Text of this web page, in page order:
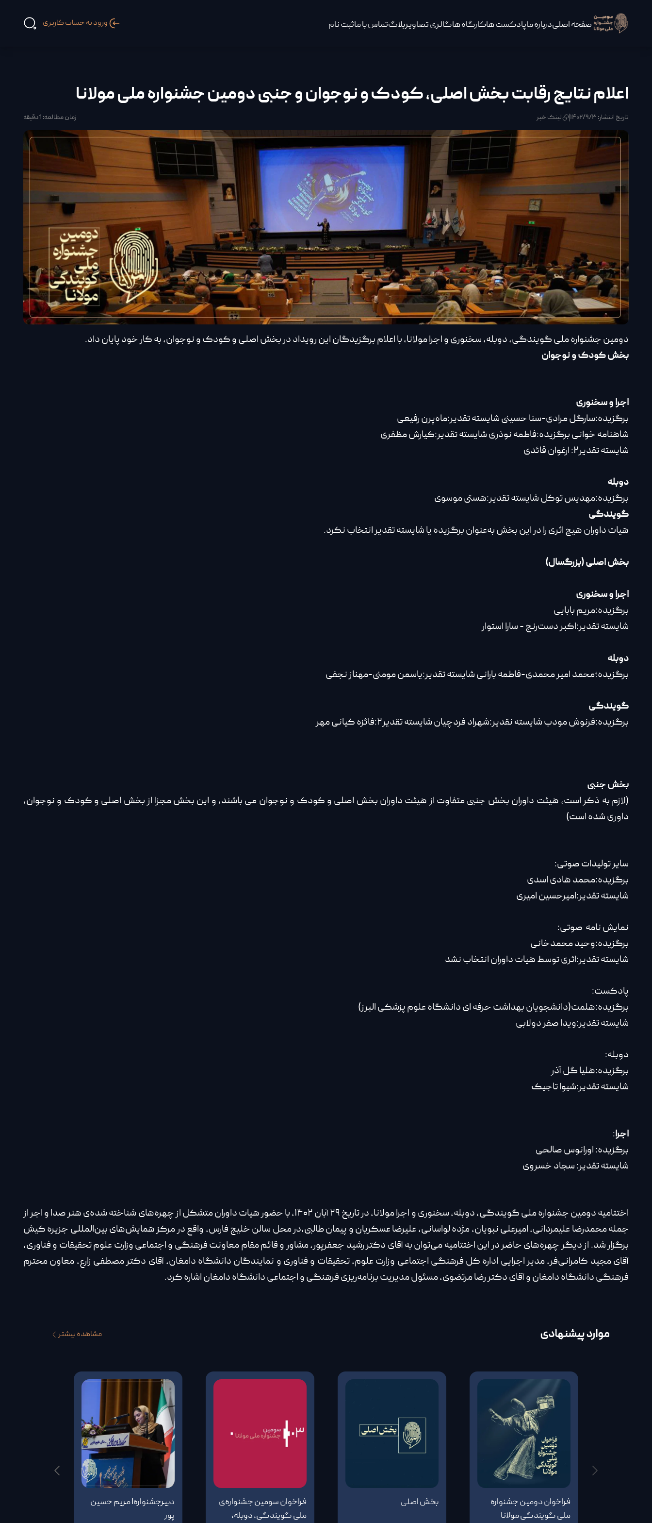
صفحه اصلیدرباره ماپادکست هاکارگاه هاگالری تصاویربلاگتماس با ماثبت نام ورود به حساب کاربری
اعلام نتایج رقابت بخش اصلی، کودک و نوجوان و جنبی دومین جشنواره ملی مولانا
تاریخ انتشار: ۱۴۰۲/۹/۳ لینک خبر زمان مطالعه: 1دقیقه
دومین جشنواره ملی گویندگی، دوبله، سخنوری و اجرا مولانا، با اعلام برگزیدگان این رویداد در بخش اصلی و کودک و نوجوان، به کار خود پایان داد.
بخش کودک و نوجوان
اجرا و سخنوری
برگزیده:سارگل مرادی-سنا حسینی شایسته تقدیر:ماه‌پرن رفیعی
شاهنامه خوانی برگزیده:فاطمه نوذری شایسته تقدیر:کیارش مظفری
شایسته تقدیر۲: ارغوان قائدی
دوبله
برگزیده:مهدیس توکل شایسته تقدیر:هستی موسوی
گویندگی
هیات داوران هیچ اثری را در این بخش به‌عنوان برگزیده یا شایسته تقدیر انتخاب نکرد.
بخش اصلی (بزرگسال)
اجرا و سخنوری
برگزیده:مریم بابایی
شایسته تقدیر:اکبر دست‌رنج - سارا استوار
دوبله
برگزیده؛محمد امیر محمدی-فاطمه بارانی شایسته تقدیر:یاسمن مومنی-مهناز نجفی
گویندگی
برگزیده:فرنوش مودب شایسته نقدیر:شهراد فردچیان شایسته تقدیر۲:فائزه کیانی مهر
بخش جنبی
(لازم به ذکر است, هیئت داوران بخش جنبی متفاوت از هیئت داوران بخش اصلی و کودک و نوجوان می باشند, و این بخش مجزا از بخش اصلی و کودک و نوجوان,
داوری شده است)
سایر تولیدات صوتی:
برگزیده:محمد هادی اسدی
شایسته تقدیر:امیرحسین امیری
نمایش نامه صوتی:
برگزیده:وحید محمدخانی
شایسته تقدیر:اثری توسط هیات داوران انتخاب نشد
پادکست:
برگزیده:هلمت(دانشجویان بهداشت حرفه ای دانشگاه علوم پزشکی البرز)
شایسته تقدیر:ویدا صفر دولابی
دوبله:
برگزیده:هلیا گل آذر
شایسته تقدیر:شیوا تاجیک
اجرا:
برگزیده: اورانوس صالحی
شایسته تقدیر: سجاد خسروی
اختتامیه دومین جشنواره ملی گویندگی، دوبله، سخنوری و اجرا مولانا، در تاریخ ۲۹ آبان ۱۴۰۲، با حضور هیات داوران متشکل از چهره‌های شناخته شده‌ی هنر صدا و اجر از
جمله محمدرضا علیمردانی، امیرعلی نبویان، مژده لواسانی، علیرضا عسکریان و پیمان طالبی،در محل سالن خلیج فارس، واقع در مرکز همایش‌های بین‌المللی جزیره کیش
برگزار شد. از دیگر چهره‌های حاضر در این اختتامیه می‌توان به آقای دکتر رشید جعفرپور، مشاور و قائم مقام معاونت فرهنگی و اجتماعی وزارت علوم تحقیقات و فناوری،
آقای مجید کامرانی‌‌فر، مدیر اجرایی اداره کل فرهنگی اجتماعی وزارت علوم، تحقیقات و فناوری و نمایندگان دانشگاه دامغان، آقای دکتر مصطفی زارع، معاون محترم
فرهنگی دانشگاه دامغان و آقای دکتر رضا مرتضوی، مسئول مدیریت برنامه‌ریزی فرهنگی و اجتماعی دانشگاه دامغان اشاره کرد.
موارد پیشنهادی مشاهده بیشتر
فراخوان دومین جشنواره
ملی گویندگی مولانا
بخش اصلی
فراخوان سومین جشنواره‌ی
ملی گویندگی، دوبله،
دبیرجشنوارهI مریم حسین
پور